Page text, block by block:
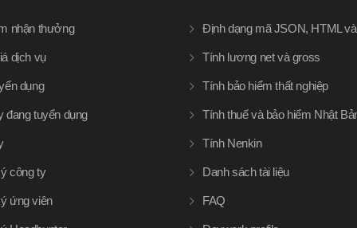
nhận thưởng
dịch vụ
dụng
đang tuyển dụng
công ty
ứng viên
Định dạng mã JSON, HTML
Tính lương net và gross
Tính bảo hiểm thất nghiệp
Tính thuế và bảo hiểm Nhật
Tính Nenkin
Danh sách tài liệu
FAQ